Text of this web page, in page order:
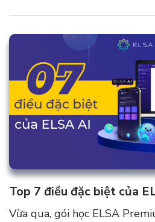
Top 7 điều đặc biệt của
Vừa qua, gói học ELSA